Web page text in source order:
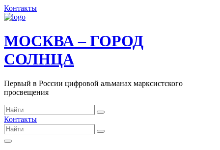
Контакты
МОСКВА – ГОРОД
СОЛНЦА
Первый в России цифровой альманах марксистского
просвещения
Контакты